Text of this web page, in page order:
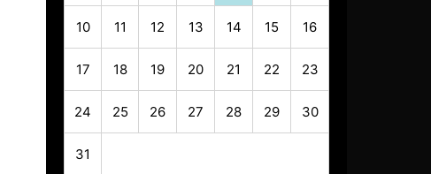
10 11 12 13 14 15 16
17 18 19 20 21 22 23
24 25 26 27 28 29 30
31